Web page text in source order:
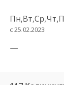
с 25.02.2023
—